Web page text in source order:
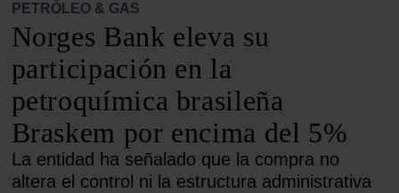
PETRÓLEO & GAS
Norges Bank eleva su
participación en la
petroquímica brasileña
Braskem por encima del 5%
La entidad ha señalado que la compra no
altera el control ni la estructura administrativa